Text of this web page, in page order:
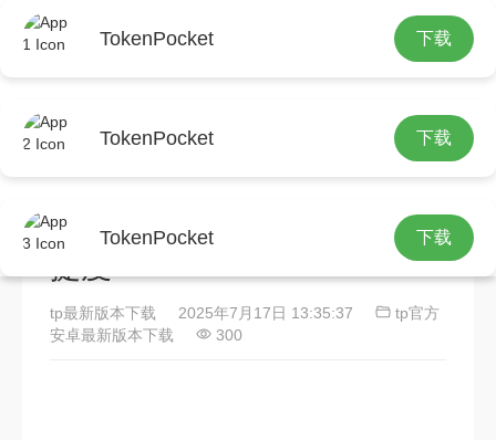
TokenPocket 下载
TokenPocket 下载
TokenPocket 下载
无线设备，提升网络生活便
tp最新版本下载 2025年7月17日 13:35:37
tp官方
安卓最新版本下载
300